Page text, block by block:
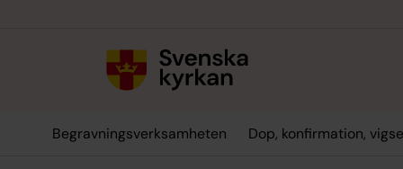
Begravningsverksamheten Dop, konfirmation,